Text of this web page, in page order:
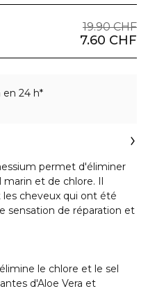
19.90 CHF
7.60 CHF
en 24 h*
permet d'éliminer
marin et de chlore. Il
cheveux qui ont été
sensation de réparation et
le chlore et le sel
d'Aloe Vera et